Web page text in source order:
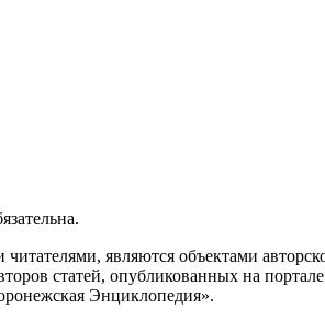
являются объектами
статей, опубликованных на
Энциклопедия».